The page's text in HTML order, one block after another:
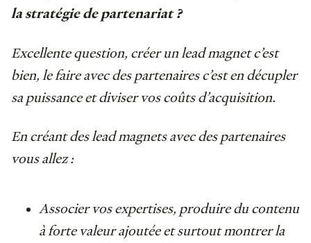
la stratégie de partenariat ?
Excellente question, créer un lead magnet c’est
bien, le faire avec des partenaires c’est en décupler
sa puissance et diviser vos coûts d’acquisition.
En créant des lead magnets avec des partenaires
vous allez :
Associer vos expertises, produire du contenu
à forte valeur ajoutée et surtout montrer la